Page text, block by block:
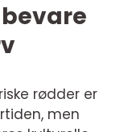
rødder er
men